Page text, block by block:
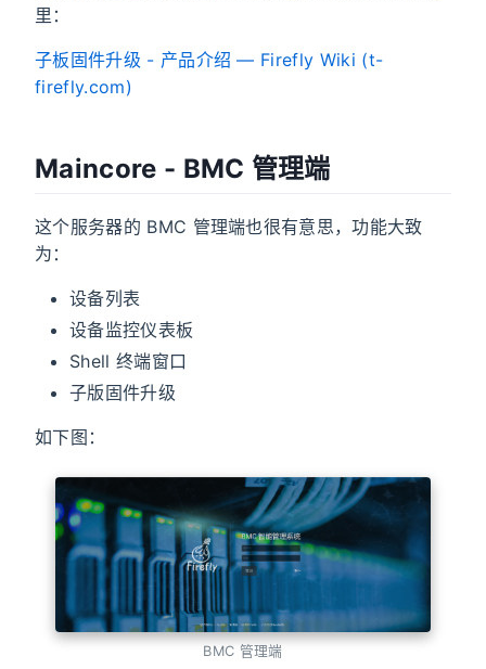
里：
子板固件升级 - 产品介绍 — Firefly Wiki (t-
firefly.com)
Maincore - BMC 管理端
这个服务器的 BMC 管理端也很有意思，功能大致
为：
设备列表
设备监控仪表板
Shell 终端窗口
子版固件升级
如下图：
BMC 管理端